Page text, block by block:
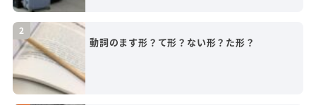
動詞のます形？て形？ない形？た形？